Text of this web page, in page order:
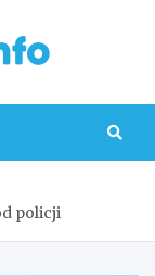
policji